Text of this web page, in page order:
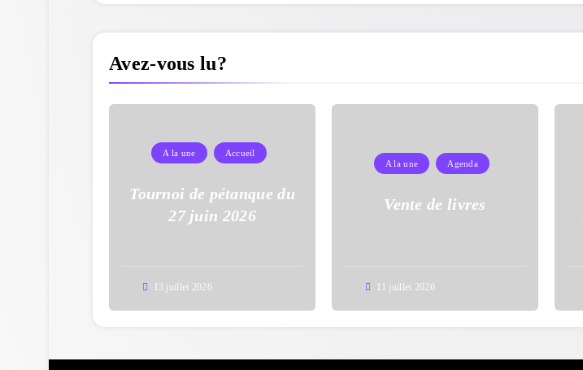
Avez-vous lu?
A la une Accueil
Tournoi de pétanque du
27 juin 2026
13 juillet 2026
A la une Agenda
Vente de livres
11 juillet 2026